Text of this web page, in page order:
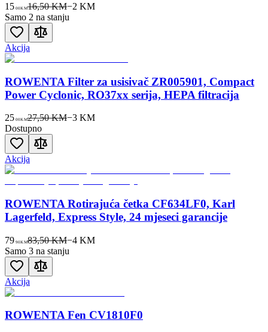
15 00KM16,50 KM−2 KM
Samo 2 na stanju
Akcija
ROWENTA Filter za usisivač ZR005901, Compact
Power Cyclonic, RO37xx serija, HEPA filtracija
25 00KM27,50 KM−3KM
Dostupno
Akcija
ROWENTA Rotirajuća četka CF634LF0, Karl
Lagerfeld, Express Style, 24 mjeseci garancije
79 90KM83,50 KM−4KM
Samo 3 na stanju
Akcija
ROWENTA Fen CV1810F0